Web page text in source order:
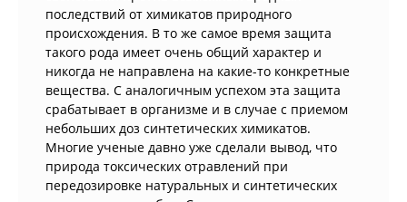
последствий от химикатов природного
происхождения. В то же самое время защита
такого рода имеет очень общий характер и
никогда не направлена на какие-то конкретные
вещества. С аналогичным успехом эта защита
срабатывает в организме и в случае с приемом
небольших доз синтетических химикатов.
Многие ученые давно уже сделали вывод, что
природа токсических отравлений при
передозировке натуральных и синтетических